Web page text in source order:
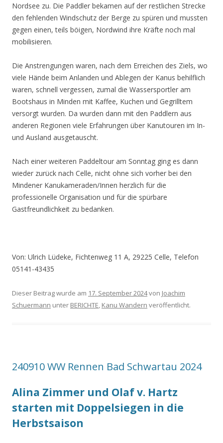
Nordsee zu. Die Paddler bekamen auf der restlichen Strecke
den fehlenden Windschutz der Berge zu spüren und mussten
gegen einen, teils böigen, Nordwind ihre Kräfte noch mal
mobilisieren.
Die Anstrengungen waren, nach dem Erreichen des Ziels, wo
viele Hände beim Anlanden und Ablegen der Kanus behilflich
waren, schnell vergessen, zumal die Wassersportler am
Bootshaus in Minden mit Kaffee, Kuchen und Gegrilltem
versorgt wurden. Da wurden dann mit den Paddlern aus
anderen Regionen viele Erfahrungen über Kanutouren im In-
und Ausland ausgetauscht.
Nach einer weiteren Paddeltour am Sonntag ging es dann
wieder zurück nach Celle, nicht ohne sich vorher bei den
Mindener Kanukameraden/Innen herzlich für die
professionelle Organisation und für die spürbare
Gastfreundlichkeit zu bedanken.
Von: Ulrich Lüdeke, Fichtenweg 11 A, 29225 Celle, Telefon
05141-43435
Dieser Beitrag wurde am 17. September 2024von Joachim
Schuermann unter BERICHTE, Kanu Wandern veröffentlicht.
240910 WW Rennen Bad Schwartau 2024
Alina Zimmer und Olaf v. Hartz
starten mit Doppelsiegen in die
Herbstsaison